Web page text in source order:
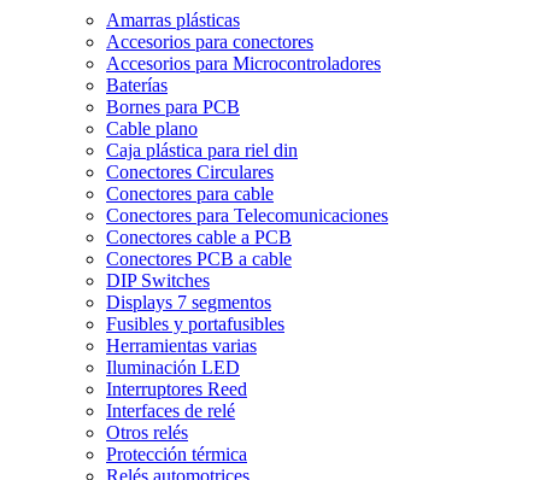
Amarras plásticas
Accesorios para conectores
Accesorios para Microcontroladores
Baterías
Bornes para PCB
Cable plano
Caja plástica para riel din
Conectores Circulares
Conectores para cable
Conectores para Telecomunicaciones
Conectores cable a PCB
Conectores PCB a cable
DIP Switches
Displays 7 segmentos
Fusibles y portafusibles
Herramientas varias
Iluminación LED
Interruptores Reed
Interfaces de relé
Otros relés
Protección térmica
Relés automotrices